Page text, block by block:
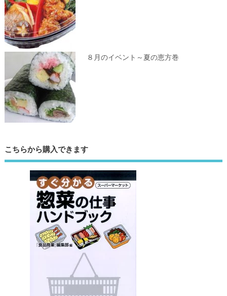
８月のイベント～夏の恵方巻
こちらから購入できます